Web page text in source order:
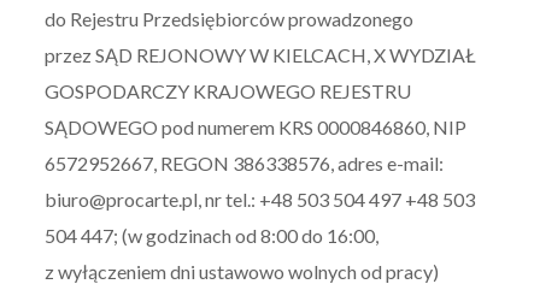
do Rejestru Przedsiębiorców prowadzonego
przez SĄD REJONOWY W KIELCACH, X WYDZIAŁ
GOSPODARCZY KRAJOWEGO REJESTRU
SĄDOWEGO pod numerem KRS 0000846860, NIP
6572952667, REGON 386338576, adres e-mail:
biuro@procarte.pl, nr tel.: +48 503 504 497 +48 503
504 447; (w godzinach od 8:00 do 16:00,
z wyłączeniem dni ustawowo wolnych od pracy)